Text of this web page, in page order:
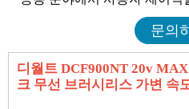
문의
디월트 DCF900NT 20v
크 무선 브러시리스 가변 속